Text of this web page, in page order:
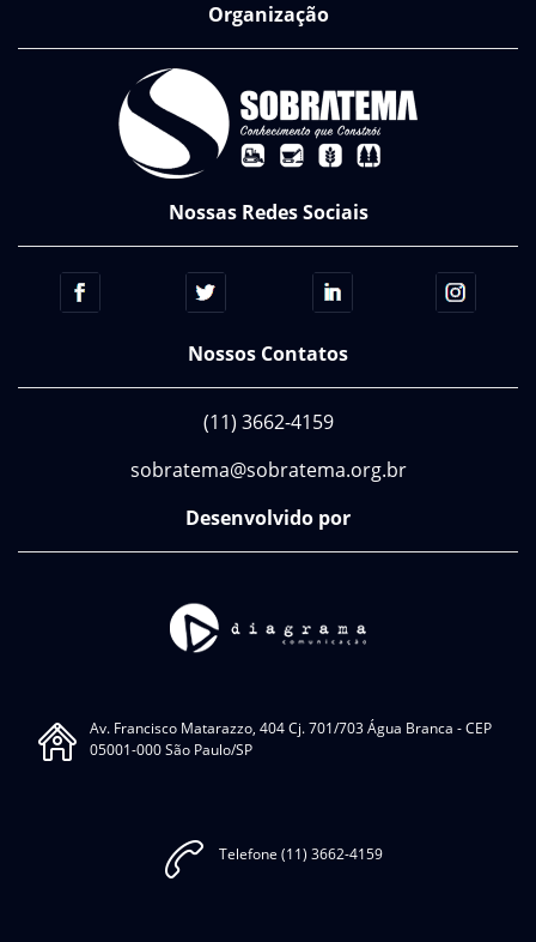
Organização
Nossas Redes Sociais
Nossos Contatos
(11) 3662-4159
sobratema@sobratema.org.br
Desenvolvido por
Av. Francisco Matarazzo, 404 Cj. 701/703 Água Branca - CEP
05001-000 São Paulo/SP
Telefone (11) 3662-4159